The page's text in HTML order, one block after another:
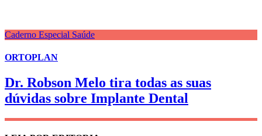
Caderno Especial Saúde
ORTOPLAN
Dr. Robson Melo tira todas as suas
dúvidas sobre Implante Dental